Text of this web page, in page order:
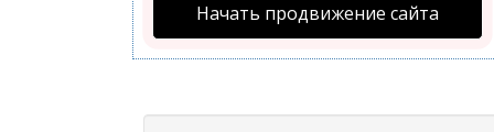
Начать продвижение сайта